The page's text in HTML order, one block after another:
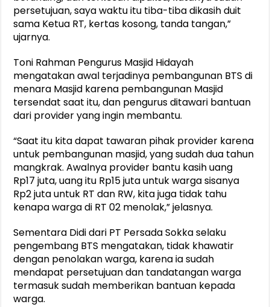
persetujuan, saya waktu itu tiba-tiba dikasih duit
sama Ketua RT, kertas kosong, tanda tangan,”
ujarnya.
Toni Rahman Pengurus Masjid Hidayah
mengatakan awal terjadinya pembangunan BTS di
menara Masjid karena pembangunan Masjid
tersendat saat itu, dan pengurus ditawari bantuan
dari provider yang ingin membantu.
“Saat itu kita dapat tawaran pihak provider karena
untuk pembangunan masjid, yang sudah dua tahun
mangkrak. Awalnya provider bantu kasih uang
Rp17 juta, uang itu Rp15 juta untuk warga sisanya
Rp2 juta untuk RT dan RW, kita juga tidak tahu
kenapa warga di RT 02 menolak,” jelasnya.
Sementara Didi dari PT Persada Sokka selaku
pengembang BTS mengatakan, tidak khawatir
dengan penolakan warga, karena ia sudah
mendapat persetujuan dan tandatangan warga
termasuk sudah memberikan bantuan kepada
warga.